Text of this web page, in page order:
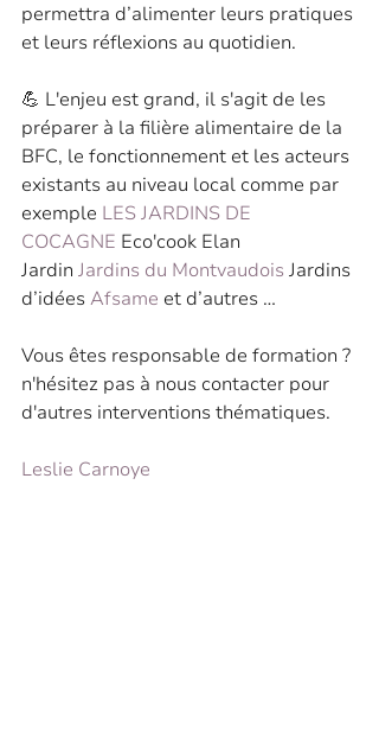
permettra d’alimenter leurs pratiques
et leurs réflexions au quotidien.
💪 L'enjeu est grand, il s'agit de les
préparer à la filière alimentaire de la
BFC, le fonctionnement et les acteurs
existants au niveau local comme par
exemple LES JARDINS DE
COCAGNE Eco'cook Elan
Jardin Jardins du Montvaudois Jardins
d’idées Afsame et d’autres …
Vous êtes responsable de formation ?
n'hésitez pas à nous contacter pour
d'autres interventions thématiques.
Leslie Carnoye